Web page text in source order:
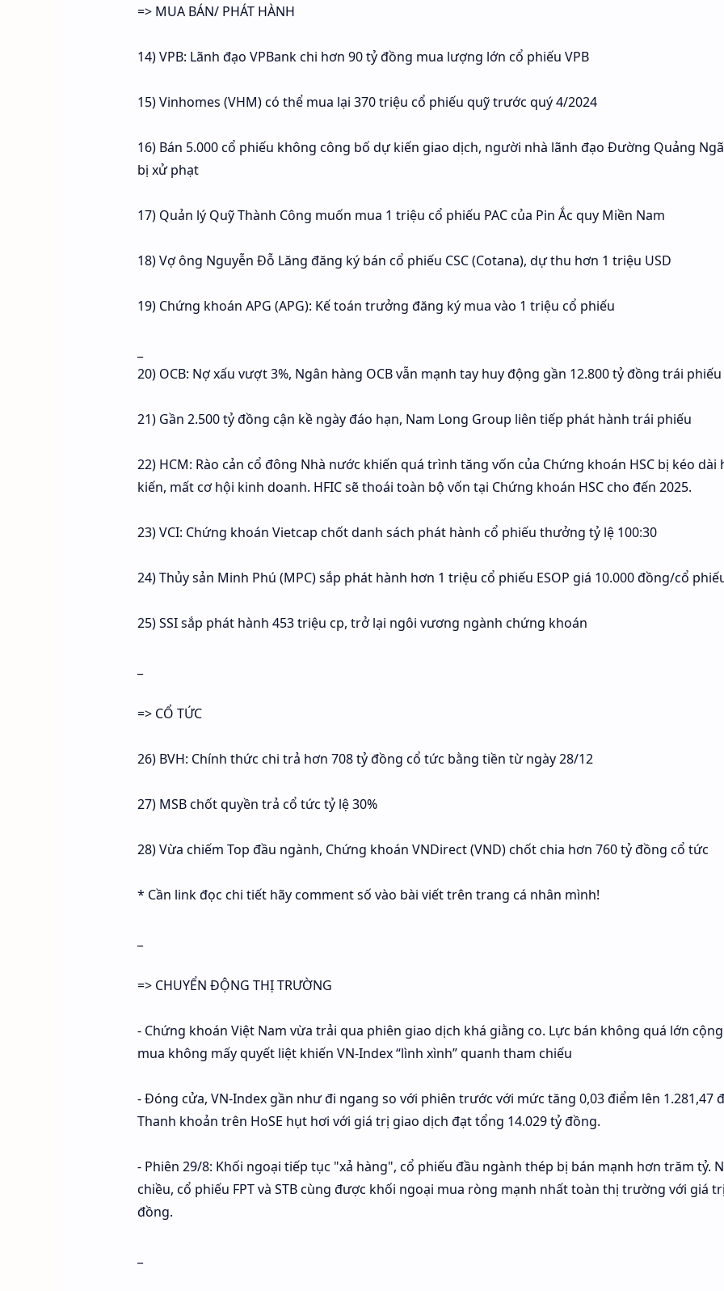
=> MUA BÁN/ PHÁT HÀNH
14) VPB: Lãnh đạo VPBank chi hơn 90 tỷ đồng mua lượng lớn cổ phiếu VPB
15) Vinhomes (VHM) có thể mua lại 370 triệu cổ phiếu quỹ trước quý 4/2024
16) Bán 5.000 cổ phiếu không công bố dự kiến giao dịch, người nhà lãnh đạo Đường Quảng
bị xử phạt
17) Quản lý Quỹ Thành Công muốn mua 1 triệu cổ phiếu PAC của Pin Ắc quy Miền Nam
18) Vợ ông Nguyễn Đỗ Lăng đăng ký bán cổ phiếu CSC (Cotana), dự thu hơn 1 triệu USD
19) Chứng khoán APG (APG): Kế toán trưởng đăng ký mua vào 1 triệu cổ phiếu
20) OCB: Nợ xấu vượt 3%, Ngân hàng OCB vẫn mạnh tay huy động gần 12.800 tỷ đồng trái phiếu
21) Gần 2.500 tỷ đồng cận kề ngày đáo hạn, Nam Long Group liên tiếp phát hành trái phiếu
22) HCM: Rào cản cổ đông Nhà nước khiến quá trình tăng vốn của Chứng khoán HSC bị kéo dài
kiến, mất cơ hội kinh doanh. HFIC sẽ thoái toàn bộ vốn tại Chứng khoán HSC cho đến 2025.
23) VCI: Chứng khoán Vietcap chốt danh sách phát hành cổ phiếu thưởng tỷ lệ 100:30
24) Thủy sản Minh Phú (MPC) sắp phát hành hơn 1 triệu cổ phiếu ESOP giá 10.000 đồng/cổ
25) SSI sắp phát hành 453 triệu cp, trở lại ngôi vương ngành chứng khoán
=> CỔ TỨC
26) BVH: Chính thức chi trả hơn 708 tỷ đồng cổ tức bằng tiền từ ngày 28/12
27) MSB chốt quyền trả cổ tức tỷ lệ 30%
28) Vừa chiếm Top đầu ngành, Chứng khoán VNDirect (VND) chốt chia hơn 760 tỷ đồng cổ tức
* Cần link đọc chi tiết hãy comment số vào bài viết trên trang cá nhân mình!
=> CHUYỂN ĐỘNG THỊ TRƯỜNG
- Chứng khoán Việt Nam vừa trải qua phiên giao dịch khá giằng co. Lực bán không quá lớn
mua không mấy quyết liệt khiến VN-Index “lình xình” quanh tham chiếu
- Đóng cửa, VN-Index gần như đi ngang so với phiên trước với mức tăng 0,03 điểm lên 1.281,47
Thanh khoản trên HoSE hụt hơi với giá trị giao dịch đạt tổng 14.029 tỷ đồng.
- Phiên 29/8: Khối ngoại tiếp tục "xả hàng", cổ phiếu đầu ngành thép bị bán mạnh hơn trăm tỷ.
chiều, cổ phiếu FPT và STB cùng được khối ngoại mua ròng mạnh nhất toàn thị trường với giá
đồng.